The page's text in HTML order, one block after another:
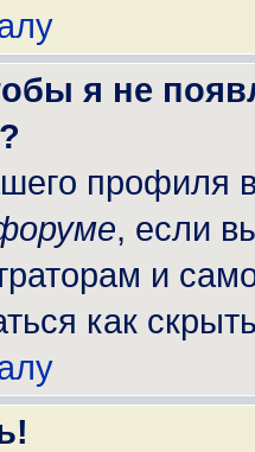
я не
профиля
, если
и
как